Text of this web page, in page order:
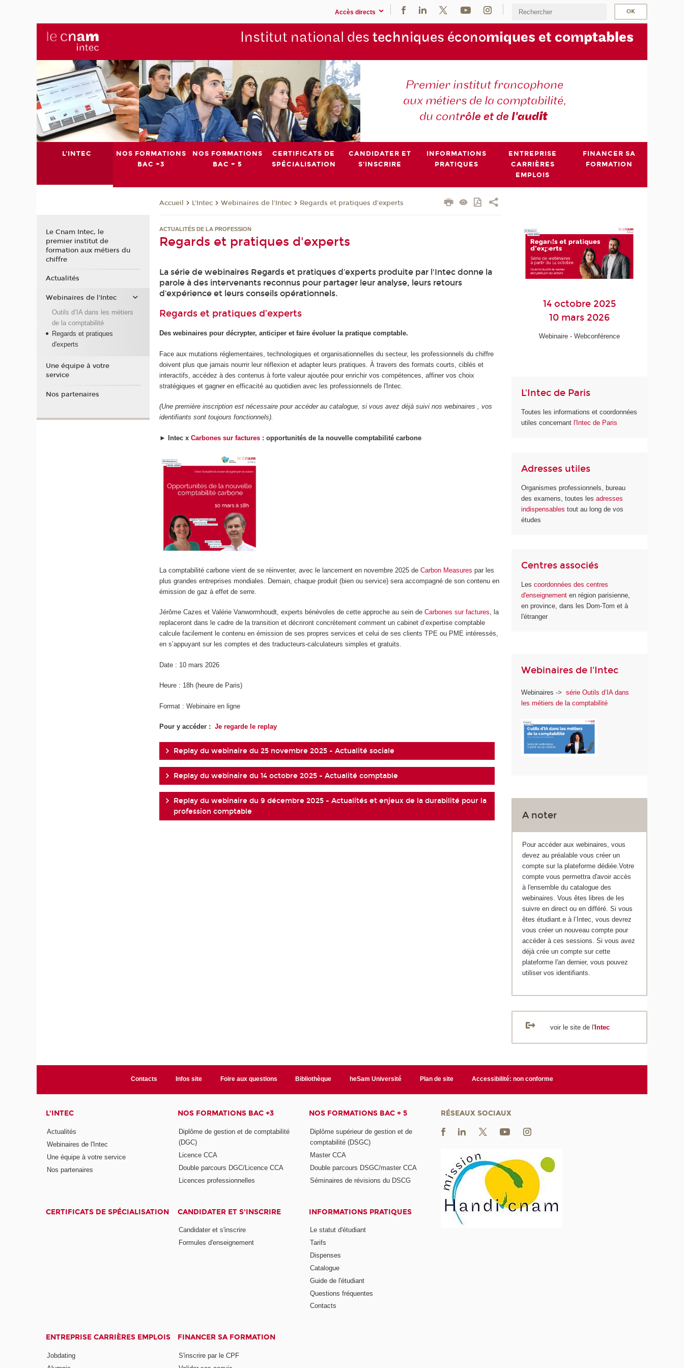
Accès directs
Institut national des techniques économiques et comptables
Premier institut francophone
aux métiers de la comptabilité,
du contrôle et del'audit
L'INTEC
NOS FORMATIONS
BAC +3
NOS FORMATIONS
BAC + 5
CERTIFICATS DE
SPÉCIALISATION
CANDIDATER ET
S'INSCRIRE
INFORMATIONS
PRATIQUES
ENTREPRISE
CARRIÈRES
EMPLOIS
FINANCER SA
FORMATION
Accueil L'Intec Webinaires de l'Intec Regards et pratiques d'experts
ACTUALITÉS DE LA PROFESSION
Regards et pratiques d'experts
La série de webinaires Regards et pratiques d’experts produite par l'Intec donne la
parole à des intervenants reconnus pour partager leur analyse, leurs retours
d’expérience et leurs conseils opérationnels.
Regards et pratiques d’experts
Des webinaires pour décrypter, anticiper et faire évoluer la pratique comptable.
Face aux mutations réglementaires, technologiques et organisationnelles du secteur, les professionnels du chiffre
doivent plus que jamais nourrir leur réflexion et adapter leurs pratiques. À travers des formats courts, ciblés et
interactifs, accédez à des contenus à forte valeur ajoutée pour enrichir vos compétences, affiner vos choix
stratégiques et gagner en efficacité au quotidien avec les professionnels de l'Intec.
(Une première inscription est nécessaire pour accéder au catalogue, si vous avez déjà suivi nos webinaires , vos
identifiants sont toujours fonctionnels).
► Intec xCarbones sur factures : opportunités de la nouvelle comptabilité carbone
La comptabilité carbone vient de se réinventer, avec le lancement en novembre 2025 deCarbon Measures par les
plus grandes entreprises mondiales. Demain, chaque produit (bien ou service) sera accompagné de son contenu en
émission de gaz à effet de serre.
Jérôme Cazes et Valérie Vanwormhoudt, experts bénévoles de cette approche au sein deCarbones sur factures, la
replaceront dans le cadre de la transition et décriront concrètement comment un cabinet d’expertise comptable
calcule facilement le contenu en émission de ses propres services et celui de ses clients TPE ou PME intéressés,
en s’appuyant sur les comptes et des traducteurs-calculateurs simples et gratuits.
Date : 10 mars 2026
Heure : 18h (heure de Paris)
Format : Webinaire en ligne
Pour y accéder : Je regarde le replay
Replay du webinaire du 25 novembre 2025 - Actualité sociale
Replay du webinaire du 14 octobre 2025 - Actualité comptable
Replay du webinaire du 9 décembre 2025 - Actualités et enjeux de la durabilité pour la
profession comptable
14 octobre 2025
10 mars 2026
Webinaire - Webconférence
L'Intec de Paris
Toutes les informations et coordonnées
utiles concernant l'Intec de Paris
Adresses utiles
Organismes professionnels, bureau
des examens, toutes lesadresses
indispensables tout au long de vos
études
Centres associés
Lescoordonnées des centres
d'enseignementen région parisienne,
en province, dans les Dom-Tom et à
l'étranger
Webinaires de l'Intec
Webinaires ->
série Outils d’IA dans
les métiers de la comptabilité
A noter
Pour accéder aux webinaires, vous
devez au préalable vous créer un
compte sur la plateforme dédiée.Votre
compte vous permettra d'avoir accès
à l'ensemble du catalogue des
webinaires. Vous êtes libres de les
suivre en direct ou en différé. Si vous
êtes étudiant.e à l’Intec, vous devrez
vous créer un nouveau compte pour
accéder à ces sessions. Si vous avez
déjà crée un compte sur cette
plateforme l'an dernier, vous pouvez
utiliser vos identifiants.
voir le site de l'Intec
Le Cnam Intec, le
premier institut de
formation aux métiers du
chiffre
Actualités
Webinaires de l'Intec
Outils d’IA dans les métiers
de la comptabilité
Regards et pratiques
d'experts
Une équipe à votre
service
Nos partenaires
Contacts Infos site Foire aux questions Bibliothèque heSam Université Plan de site Accessibilité: non conforme
L'INTEC
Actualités
Webinaires de l'Intec
Une équipe à votre service
Nos partenaires
NOS FORMATIONS BAC +3
Diplôme de gestion et de comptabilité
(DGC)
Licence CCA
Double parcours DGC/Licence CCA
Licences professionnelles
NOS FORMATIONS BAC + 5
Diplôme supérieur de gestion et de
comptabilité (DSGC)
Master CCA
Double parcours DSGC/master CCA
Séminaires de révisions du DSCG
CERTIFICATS DE SPÉCIALISATION CANDIDATER ET S'INSCRIRE
Candidater et s'inscrire
Formules d'enseignement
INFORMATIONS PRATIQUES
Le statut d'étudiant
Tarifs
Dispenses
Catalogue
Guide de l'étudiant
Questions fréquentes
Contacts
ENTREPRISE CARRIÈRES EMPLOIS
Jobdating
FINANCER SA FORMATION
S'inscrire par le CPF
RÉSEAUX SOCIAUX